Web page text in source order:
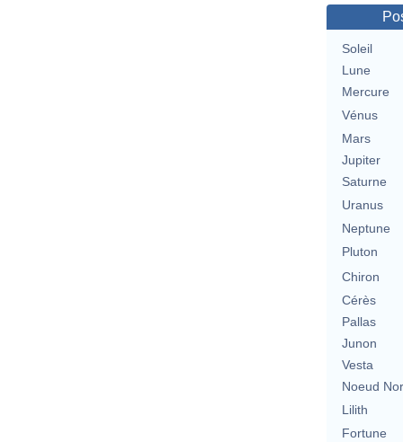
Soleil
Lune
Mercure
Vénus
Mars
Jupiter
Saturne
Uranus
Neptune
Pluton
Chiron
Cérès
Pallas
Junon
Vesta
Noeud
Lilith
Fortune